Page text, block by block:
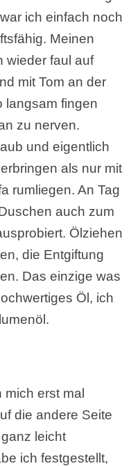
ich einfach noch
Meinen
wieder faul auf
mit Tom an der
langsam fingen
zu nerven.
und eigentlich
als nur mit
rumliegen. An Tag
auch zum
Ölziehen
die Entgiftung
Das einzige was
Öl, ich
erst mal
die andere Seite
leicht
ich festgestellt,